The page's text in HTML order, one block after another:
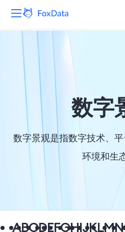
产品
解决方案 数字
数字景观是指数字技术、
环境和生
ABCDEFGHIJKLMN